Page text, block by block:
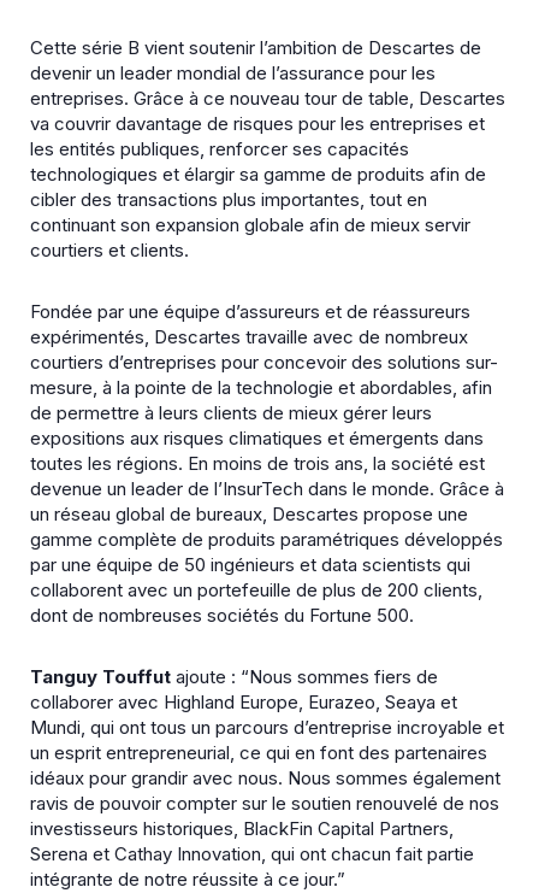
Cette série B vient soutenir l’ambition de Descartes de
devenir un leader mondial de l’assurance pour les
entreprises. Grâce à ce nouveau tour de table, Descartes
va couvrir davantage de risques pour les entreprises et
les entités publiques, renforcer ses capacités
technologiques et élargir sa gamme de produits afin de
cibler des transactions plus importantes, tout en
continuant son expansion globale afin de mieux servir
courtiers et clients.
Fondée par une équipe d’assureurs et de réassureurs
expérimentés, Descartes travaille avec de nombreux
courtiers d’entreprises pour concevoir des solutions sur-
mesure, à la pointe de la technologie et abordables, afin
de permettre à leurs clients de mieux gérer leurs
expositions aux risques climatiques et émergents dans
toutes les régions. En moins de trois ans, la société est
devenue un leader de l’InsurTech dans le monde. Grâce à
un réseau global de bureaux, Descartes propose une
gamme complète de produits paramétriques développés
par une équipe de 50 ingénieurs et data scientists qui
collaborent avec un portefeuille de plus de 200 clients,
dont de nombreuses sociétés du Fortune 500.
Tanguy Touffut ajoute : “Nous sommes fiers de
collaborer avec Highland Europe, Eurazeo, Seaya et
Mundi, qui ont tous un parcours d’entreprise incroyable et
un esprit entrepreneurial, ce qui en font des partenaires
idéaux pour grandir avec nous. Nous sommes également
ravis de pouvoir compter sur le soutien renouvelé de nos
investisseurs historiques, BlackFin Capital Partners,
Serena et Cathay Innovation, qui ont chacun fait partie
intégrante de notre réussite à ce jour.”